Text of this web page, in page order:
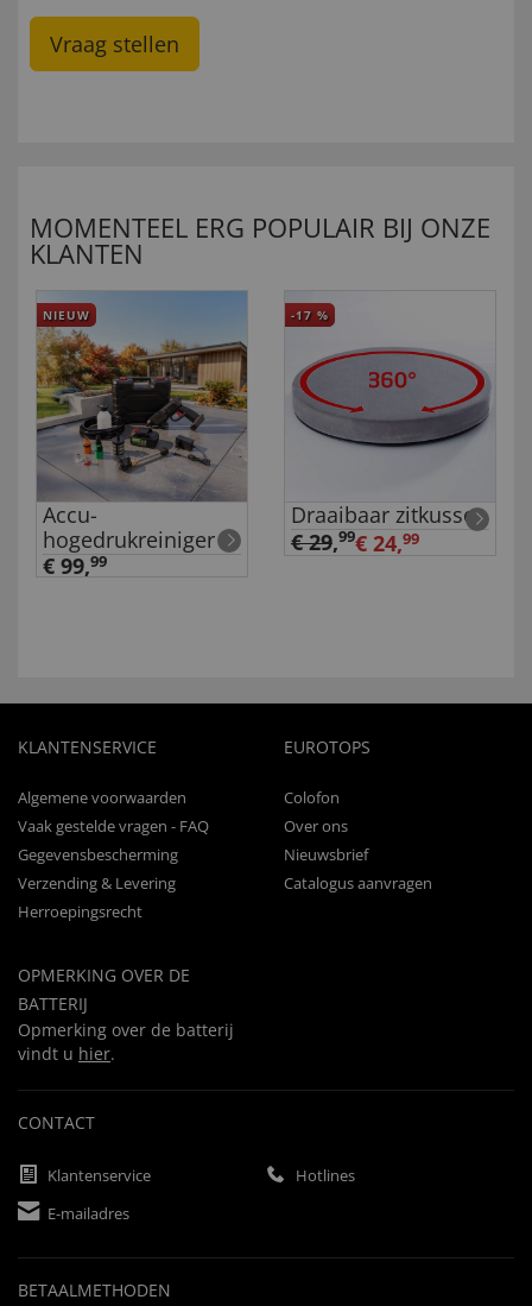
Vraag stellen
MOMENTEEL ERG POPULAIR BIJ ONZE
KLANTEN
NIEUW
Accu-
hogedrukreiniger
€ 99,99
-17 %
Draaibaar zitkussen
€ 29,99€ 24,99
KLANTENSERVICE
Algemene voorwaarden
Vaak gestelde vragen - FAQ
Gegevensbescherming
Verzending & Levering
Herroepingsrecht
OPMERKING OVER DE
BATTERIJ
Opmerking over de batterij
vindt u hier.
EUROTOPS
Colofon
Over ons
Nieuwsbrief
Catalogus aanvragen
CONTACT
Klantenservice
Hotlines
E-mailadres
BETAALMETHODEN